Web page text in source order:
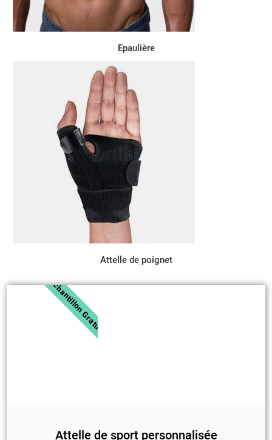
Epaulière
Attelle de poignet
Attelle de sport personnalisée
Échantillon Gratuit